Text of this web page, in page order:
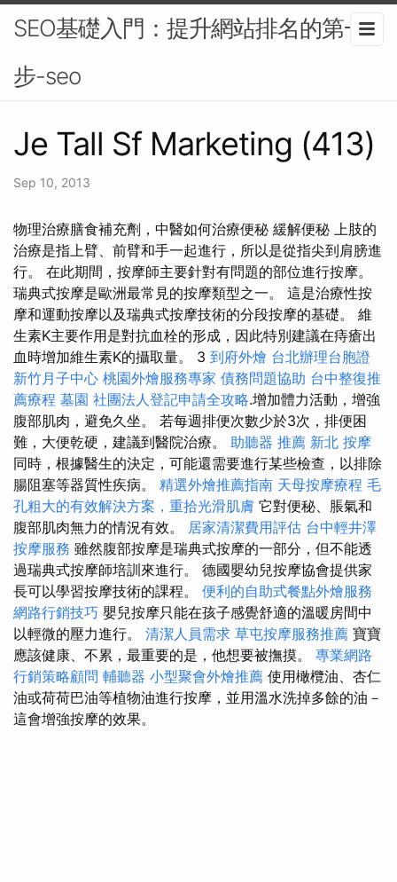
SEO基礎入門：提升網站排名的第一
步-seo
Je Tall Sf Marketing (413)
Sep 10, 2013
物理治療膳食補充劑，中醫如何治療便秘 緩解便秘 上肢的
治療是指上臂、前臂和手一起進行，所以是從指尖到肩膀進
行。 在此期間，按摩師主要針對有問題的部位進行按摩。
瑞典式按摩是歐洲最常見的按摩類型之一。 這是治療性按
摩和運動按摩以及瑞典式按摩技術的分段按摩的基礎。 維
生素K主要作用是對抗血栓的形成，因此特別建議在痔瘡出
血時增加維生素K的攝取量。 3 到府外燴 台北辦理台胞證
新竹月子中心 桃園外燴服務專家 債務問題協助 台中整復推
薦療程 墓園 社團法人登記申請全攻略.增加體力活動，增強
腹部肌肉，避免久坐。 若每週排便次數少於3次，排便困
難，大便乾硬，建議到醫院治療。 助聽器 推薦 新北 按摩
同時，根據醫生的決定，可能還需要進行某些檢查，以排除
腸阻塞等器質性疾病。 精選外燴推薦指南 天母按摩療程 毛
孔粗大的有效解決方案，重拾光滑肌膚 它對便秘、脹氣和
腹部肌肉無力的情況有效。 居家清潔費用評估 台中輕井澤
按摩服務 雖然腹部按摩是瑞典式按摩的一部分，但不能透
過瑞典式按摩師培訓來進行。 德國嬰幼兒按摩協會提供家
長可以學習按摩技術的課程。 便利的自助式餐點外燴服務
網路行銷技巧 嬰兒按摩只能在孩子感覺舒適的溫暖房間中
以輕微的壓力進行。 清潔人員需求 草屯按摩服務推薦 寶寶
應該健康、不累，最重要的是，他想要被撫摸。 專業網路
行銷策略顧問 輔聽器 小型聚會外燴推薦 使用橄欖油、杏仁
油或荷荷巴油等植物油進行按摩，並用溫水洗掉多餘的油－
這會增強按摩的效果。